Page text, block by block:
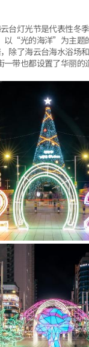
台灯光节是代表性冬季
以“光的海洋”为主题
除了海云台海水浴场和
带也都设置了华丽的